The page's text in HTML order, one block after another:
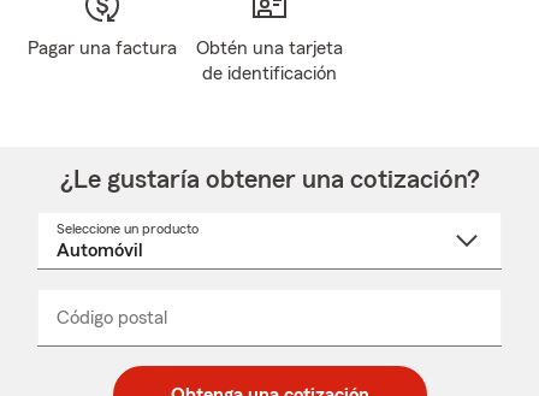
Pagar una factura
Obtén una tarjeta
de identificación
¿Le gustaría obtener una cotización?
Seleccione un producto
desplegable
Código postal
_____